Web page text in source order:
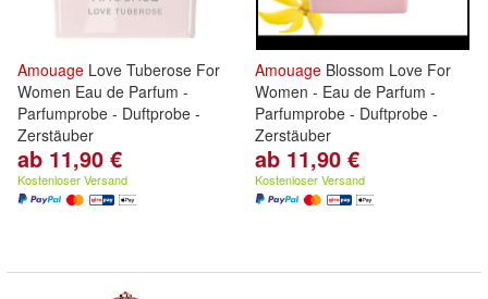
Amouage Love Tuberose For
Women Eau de Parfum -
Parfumprobe - Duftprobe -
Zerstäuber
ab 11,90 €
Kostenloser Versand
Amouage Blossom Love For
Women - Eau de Parfum -
Parfumprobe - Duftprobe -
Zerstäuber
ab 11,90 €
Kostenloser Versand